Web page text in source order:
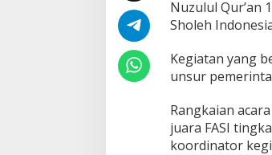
y
a
a
k
M
e
n
Nuzulul Qur’an
Sholeh
Kegiatan yang
unsur
Rangkaian
juara FASI
koordinator